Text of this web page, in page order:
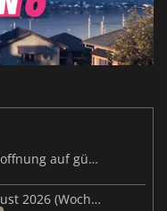
Steam Frame: Preis-Leak zerstört Hoffnung auf günstiges VR-Headset
Neue Videospiele der Woche – August 2026 (Woche 32)